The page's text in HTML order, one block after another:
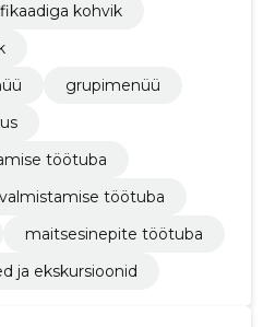
kohvik
grupimenüü
töötuba
töötuba
maitsesinepite töötuba
ja ekskursioonid